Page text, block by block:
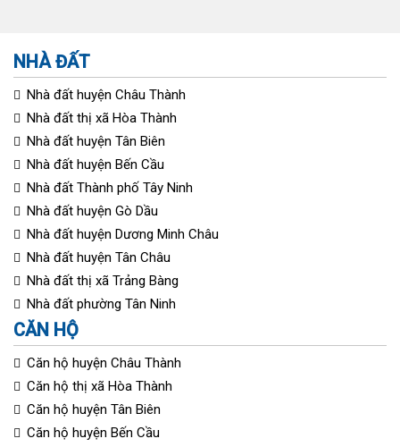
NHÀ ĐẤT
Nhà đất huyện Châu Thành
Nhà đất thị xã Hòa Thành
Nhà đất huyện Tân Biên
Nhà đất huyện Bến Cầu
Nhà đất Thành phố Tây Ninh
Nhà đất huyện Gò Dầu
Nhà đất huyện Dương Minh Châu
Nhà đất huyện Tân Châu
Nhà đất thị xã Trảng Bàng
Nhà đất phường Tân Ninh
CĂN HỘ
Căn hộ huyện Châu Thành
Căn hộ thị xã Hòa Thành
Căn hộ huyện Tân Biên
Căn hộ huyện Bến Cầu